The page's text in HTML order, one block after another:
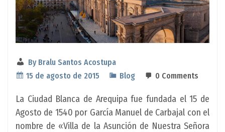
By Bralu Santos Acostupa
15 de agosto de 2015
Blog 0 Comments
La Ciudad Blanca de Arequipa fue fundada el 15 de
Agosto de 1540 por García Manuel de Carbajal con el
nombre de «Villa de la Asunción de Nuestra Señora